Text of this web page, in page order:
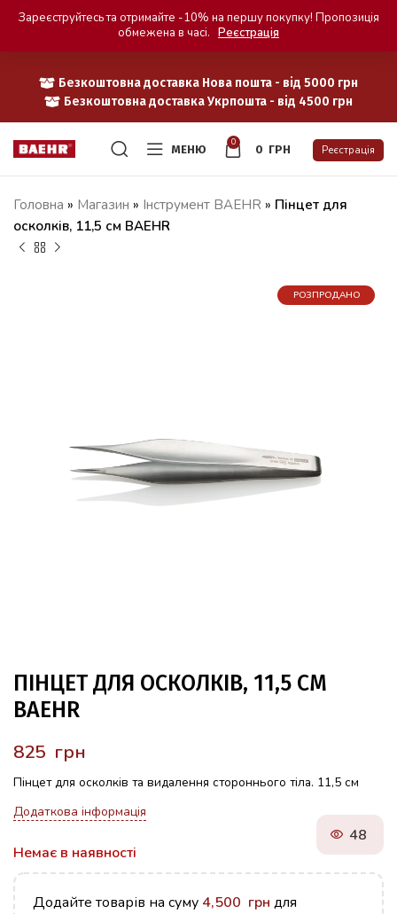
Безкоштовна доставка Нова пошта - від 5000 грн
Безкоштовна доставка Укрпошта - від 4500 грн
МЕНЮ
0
0 ГРН Реєстрація
Головна » Магазин » Iнструмент BAEHR » Пінцет для
осколків, 11,5 см BAEHR
РОЗПРОДАНО
ПІНЦЕТ ДЛЯ ОСКОЛКІВ, 11,5 СМ
BAEHR
грн
Пінцет для осколків та видалення стороннього тіла. 11,5 см
Додаткова інформація
Немає в наявності
48
Додайте товарів на суму 4,500 грн для
Зареєструйтесь та отримайте -10% на першу покупку! Пропозиція
обмежена в часі. Реєстрація